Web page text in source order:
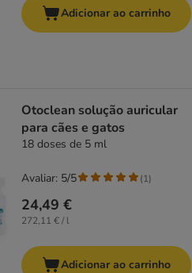
Adicionar ao carrinho
Otoclean solução auricular
para cães e gatos
18 doses de 5 ml
24,49 €
272,11 € / l
Avaliar: 5/5 (1)
Adicionar ao carrinho